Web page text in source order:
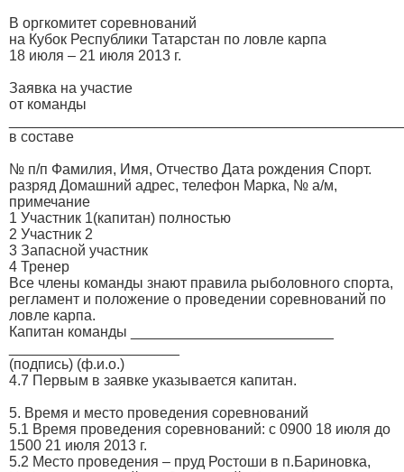
В оргкомитет соревнований
на Кубок Республики Татарстан по ловле карпа
18 июля – 21 июля 2013 г.
Заявка на участие
от команды
в составе
№ п/п Фамилия, Имя, Отчество Дата рождения Спорт.
разряд Домашний адрес, телефон Марка, № а/м,
примечание
1 Участник 1(капитан) полностью
2 Участник 2
3 Запасной участник
4 Тренер
Все члены команды знают правила рыболовного спорта,
регламент и положение о проведении соревнований по
ловле карпа.
Капитан команды _________________________
(подпись) (ф.и.о.)
4.7 Первым в заявке указывается капитан.
5. Время и место проведения соревнований
5.1 Время проведения соревнований: с 0900 18 июля до
1500 21 июля 2013 г.
5.2 Место проведения – пруд Ростоши в п.Бариновка,